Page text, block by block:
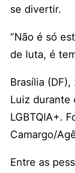
se divertir.
“Não é só
de luta, é
Brasília
Luiz durante
LGBTQIA+.
Camargo/
Entre as